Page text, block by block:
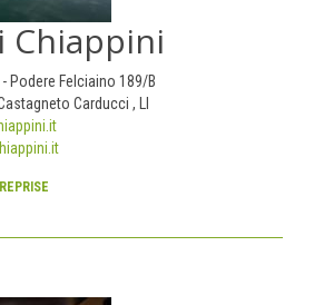
Chiappini
Podere Felciaino 189/B
Carducci, LI